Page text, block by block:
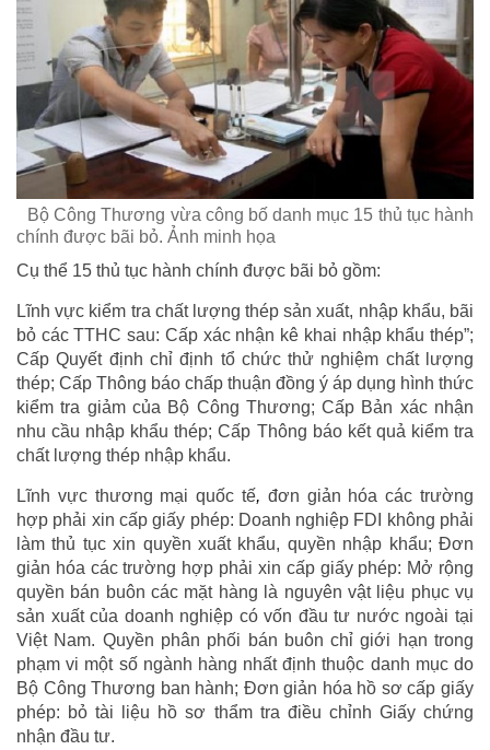
Bộ Công Thương vừa công bố danh mục 15 thủ tục hành
chính được bãi bỏ. Ảnh minh họa
Cụ thể 15 thủ tục hành chính được bãi bỏ gồm:
Lĩnh vực kiểm tra chất lượng thép sản xuất, nhập khẩu, bãi
bỏ các TTHC sau: Cấp xác nhận kê khai nhập khẩu thép”;
Cấp Quyết định chỉ định tổ chức thử nghiệm chất lượng
thép; Cấp Thông báo chấp thuận đồng ý áp dụng hình thức
kiểm tra giảm của Bộ Công Thương; Cấp Bản xác nhận
nhu cầu nhập khẩu thép; Cấp Thông báo kết quả kiểm tra
chất lượng thép nhập khẩu.
Lĩnh vực thương mại quốc tế, đơn giản hóa các trường
hợp phải xin cấp giấy phép: Doanh nghiệp FDI không phải
làm thủ tục xin quyền xuất khẩu, quyền nhập khẩu; Đơn
giản hóa các trường hợp phải xin cấp giấy phép: Mở rộng
quyền bán buôn các mặt hàng là nguyên vật liệu phục vụ
sản xuất của doanh nghiệp có vốn đầu tư nước ngoài tại
Việt Nam. Quyền phân phối bán buôn chỉ giới hạn trong
phạm vi một số ngành hàng nhất định thuộc danh mục do
Bộ Công Thương ban hành; Đơn giản hóa hồ sơ cấp giấy
phép: bỏ tài liệu hồ sơ thẩm tra điều chỉnh Giấy chứng
nhận đầu tư.